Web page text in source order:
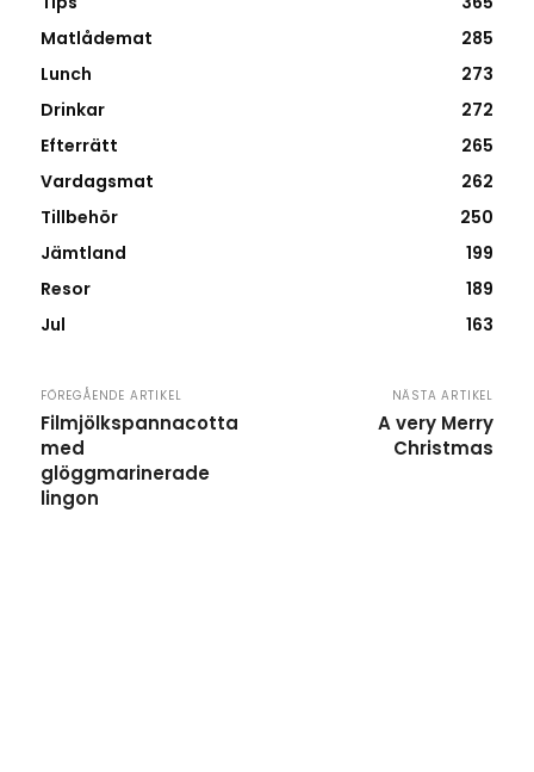
Matlådemat
285
Lunch
273
Drinkar
272
Efterrätt
265
Vardagsmat
262
Tillbehör
250
Jämtland
199
Resor
189
Jul
163
FÖREGÅENDE ARTIKEL
Filmjölkspannacotta
med
glöggmarinerade
lingon
NÄSTA ARTIKEL
A very Merry
Christmas